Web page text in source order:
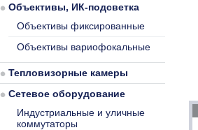
Объективы, ИК-подсветка
Объективы фиксированные
Объективы вариофокальные
Тепловизорные камеры
Сетевое оборудование
Индустриальные и уличные
коммутаторы